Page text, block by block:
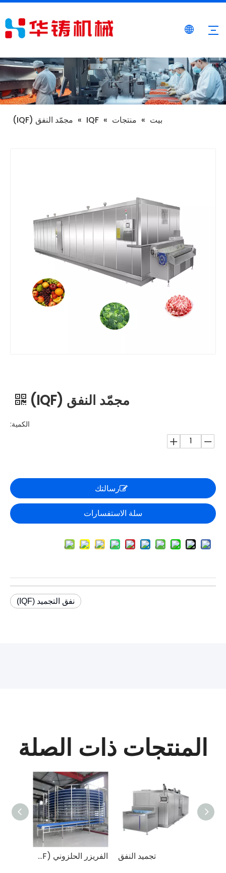
بيت » منتجات »
IQF
» مجمّد النفق (IQF)
مجمّد النفق (IQF)
الكمية:
رسالتك
سلة الاستفسارات
نفق التجميد (IQF)
المنتجات ذات الصلة
الفريزر الحلزوني (IQF) تجميد النفق